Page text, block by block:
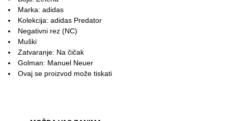
Marka: adidas
Kolekcija: adidas Predator
Negativni rez (NC)
Muški
Zatvaranje: Na čičak
Golman: Manuel Neuer
Ovaj se proizvod može tiskati